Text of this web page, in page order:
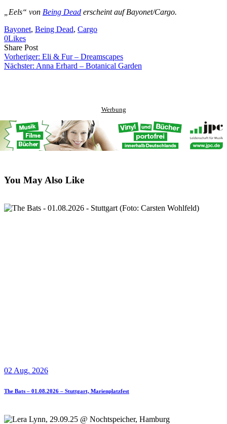
„Eels“ von Being Dead erscheint auf Bayonet/Cargo.
Bayonet, Being Dead, Cargo
0Likes
Share PostShare
on
Facebook
Copy
URL
to
Send
Link
via
Vorheriger: Eli & Fur – Dreamscapes
Nächster: Anna Erhard – Botanical Garden
Werbung
You May Also Like
02 Aug. 2026
The Bats – 01.08.2026 – Stuttgart, Marienplatzfest